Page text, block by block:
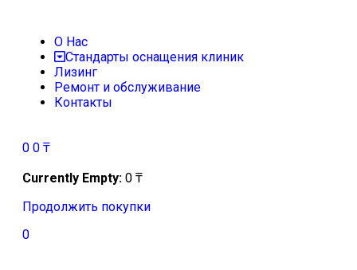
О Нас
Стандарты оснащения клиник
Лизинг
Ремонт и обслуживание
Контакты
0 0 ₸
Currently Empty: 0 ₸
Продолжить покупки
0